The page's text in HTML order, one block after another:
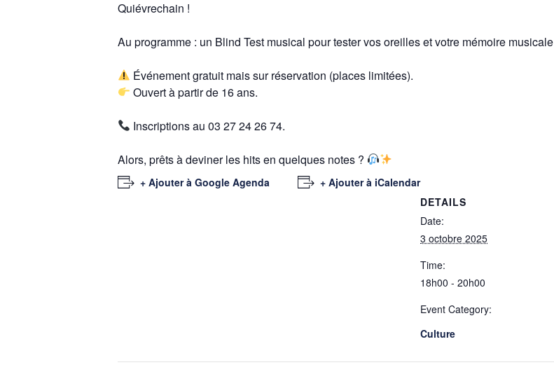
Quiévrechain !
Au programme : un Blind Test musical pour tester vos oreilles et votre mémoire musicale
Événement gratuit mais sur réservation (places limitées).
Ouvert à partir de 16 ans.
Inscriptions au 03 27 24 26 74.
Alors, prêts à deviner les hits en quelques notes ?
+ Ajouter à Google Agenda
+ Ajouter à iCalendar
DETAILS
Date:
3 octobre 2025
Time:
18h00 - 20h00
Event Category:
Culture